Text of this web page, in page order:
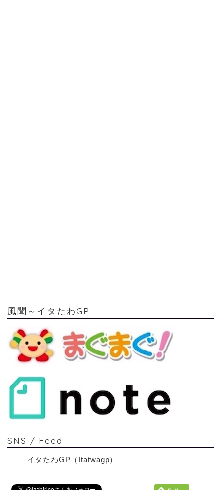
風聞～イタたわGP
SNS / Feed
イタたわGP（Itatwagp）